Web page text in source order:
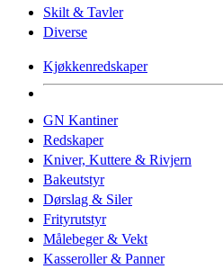
Skilt & Tavler
Diverse
Kjøkkenredskaper
GN Kantiner
Redskaper
Kniver, Kuttere & Rivjern
Bakeutstyr
Dørslag & Siler
Frityrutstyr
Målebeger & Vekt
Kasseroller & Panner